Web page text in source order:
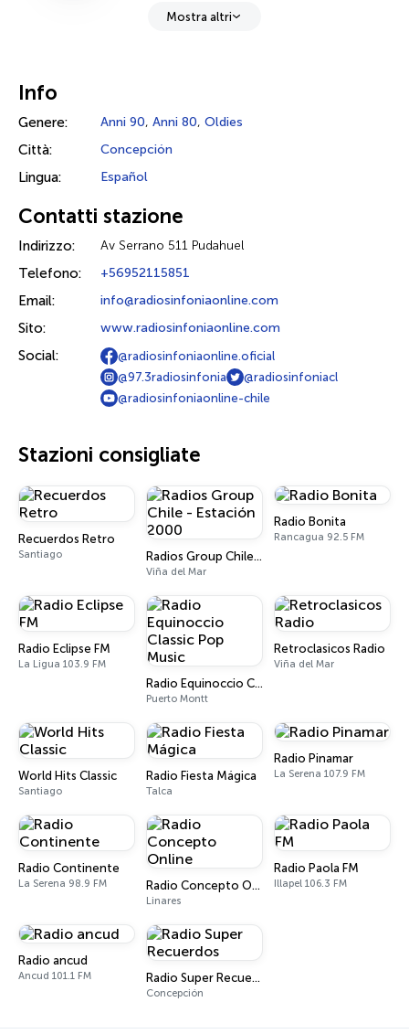
Mostra altri
Info
Genere: Anni 90, Anni 80, Oldies
Città: Concepción
Lingua: Español
Contatti stazione
Indirizzo: Av Serrano 511 Pudahuel
Telefono: +56952115851
Email: info@radiosinfoniaonline.com
Sito: www.radiosinfoniaonline.com
Social:
@radiosinfoniaonline.oficial
@97.3radiosinfonia
@radiosinfoniacl
@radiosinfoniaonline-chile
Stazioni consigliate
Recuerdos Retro
Santiago Radios Group Chile - Estación 2000
Viña del Mar
Radio Bonita
Rancagua 92.5 FM
Radio Eclipse FM
La Ligua 103.9 FM
Radio Equinoccio Classic Pop Music
Puerto Montt
Retroclasicos Radio
Viña del Mar
World Hits Classic
Santiago
Radio Fiesta Mágica
Talca
Radio Pinamar
La Serena 107.9 FM
Radio Continente
La Serena 98.9 FM Radio Concepto Online
Linares
Radio Paola FM
Illapel 106.3 FM
Radio ancud
Ancud 101.1 FM Radio Super Recuerdos
Concepción